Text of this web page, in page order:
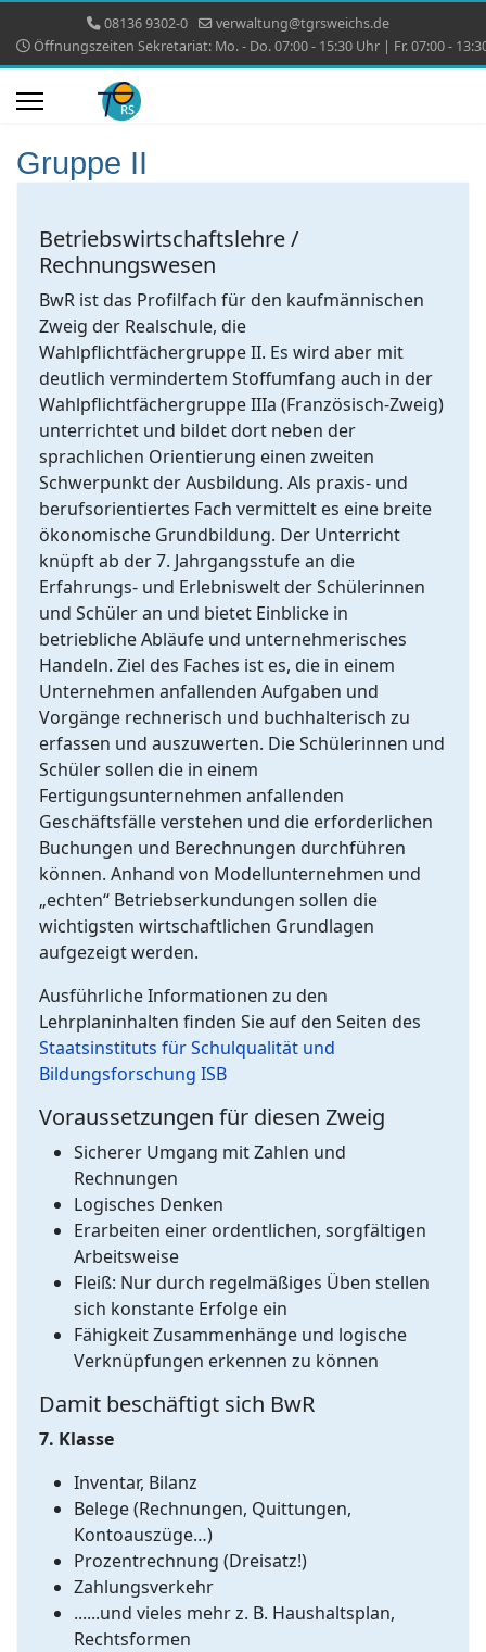
08136 9302-0
verwaltung@tgrsweichs.de
Öffnungszeiten Sekretariat: Mo. - Do. 07:00 - 15:30 Uhr | Fr. 07:00 -
Gruppe II
Betriebswirtschaftslehre /
Rechnungswesen
BwR ist das Profilfach für den kaufmännischen
Zweig der Realschule, die
Wahlpflichtfächergruppe II. Es wird aber mit
deutlich vermindertem Stoffumfang auch in der
Wahlpflichtfächergruppe IIIa (Französisch-Zweig)
unterrichtet und bildet dort neben der
sprachlichen Orientierung einen zweiten
Schwerpunkt der Ausbildung. Als praxis- und
berufsorientiertes Fach vermittelt es eine breite
ökonomische Grundbildung. Der Unterricht
knüpft ab der 7. Jahrgangsstufe an die
Erfahrungs- und Erlebniswelt der Schülerinnen
und Schüler an und bietet Einblicke in
betriebliche Abläufe und unternehmerisches
Handeln. Ziel des Faches ist es, die in einem
Unternehmen anfallenden Aufgaben und
Vorgänge rechnerisch und buchhalterisch zu
erfassen und auszuwerten. Die Schülerinnen und
Schüler sollen die in einem
Fertigungsunternehmen anfallenden
Geschäftsfälle verstehen und die erforderlichen
Buchungen und Berechnungen durchführen
können. Anhand von Modellunternehmen und
„echten“ Betriebserkundungen sollen die
wichtigsten wirtschaftlichen Grundlagen
aufgezeigt werden.
Ausführliche Informationen zu den
Lehrplaninhalten finden Sie auf den Seiten des
Staatsinstituts für Schulqualität und
Bildungsforschung ISB
Voraussetzungen für diesen Zweig
Sicherer Umgang mit Zahlen und
Rechnungen
Logisches Denken
Erarbeiten einer ordentlichen, sorgfältigen
Arbeitsweise
Fleiß: Nur durch regelmäßiges Üben stellen
sich konstante Erfolge ein
Fähigkeit Zusammenhänge und logische
Verknüpfungen erkennen zu können
Damit beschäftigt sich BwR
7. Klasse
Inventar, Bilanz
Belege (Rechnungen, Quittungen,
Kontoauszüge…)
Prozentrechnung (Dreisatz!)
Zahlungsverkehr
......und vieles mehr z. B. Haushaltsplan,
Rechtsformen